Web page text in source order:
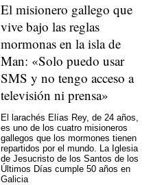
El misionero gallego que
vive bajo las reglas
mormonas en la isla de
Man: «Solo puedo usar
SMS y no tengo acceso a
televisión ni prensa»
El larachés Elías Rey, de 24 años,
es uno de los cuatro misioneros
gallegos que los mormones tienen
repartidos por el mundo. La Iglesia
de Jesucristo de los Santos de los
Últimos Días cumple 50 años en
Galicia